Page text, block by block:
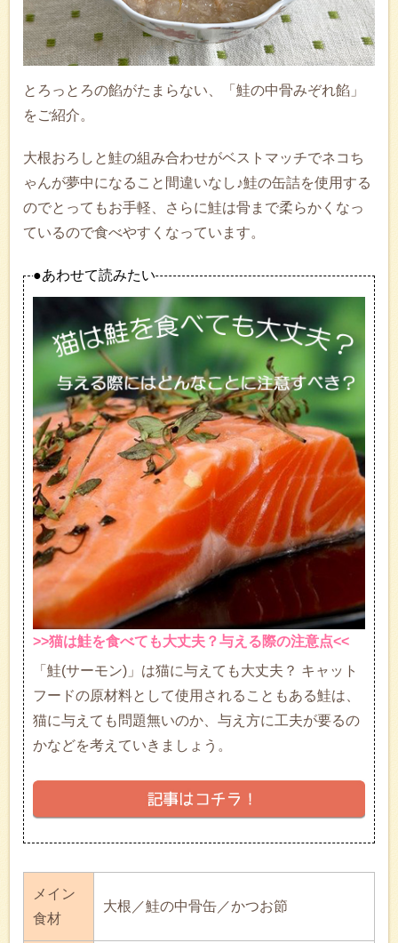
とろっとろの餡がたまらない、「鮭の中骨みぞれ餡」
をご紹介。
大根おろしと鮭の組み合わせがベストマッチでネコち
ゃんが夢中になること間違いなし♪鮭の缶詰を使用する
のでとってもお手軽、さらに鮭は骨まで柔らかくなっ
ているので食べやすくなっています。
●あわせて読みたい
>>猫は鮭を食べても大丈夫？与える際の注意点<<
「鮭(サーモン)」は猫に与えても大丈夫？ キャット
フードの原材料として使用されることもある鮭は、
猫に与えても問題無いのか、与え方に工夫が要るの
かなどを考えていきましょう。
メイン
食材
大根／鮭の中骨缶／かつお節